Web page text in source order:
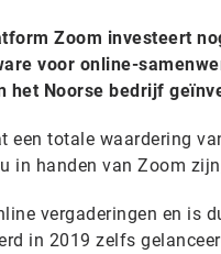
Zoom investeert
voor online-
het Noorse bedrijf
een totale waardering
in handen van Zoom
vergaderingen en is
in 2019 zelfs